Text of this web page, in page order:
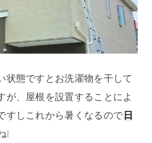
状態ですとお洗濯物を干して
が、屋根を設置することによ
すしこれから暑くなるので日